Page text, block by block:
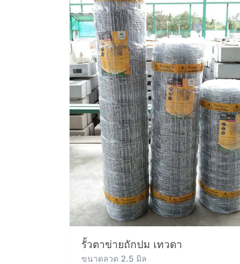
รั้วตาข่ายถักปม เทวดา
ขนาดลวด 2.5 มิล